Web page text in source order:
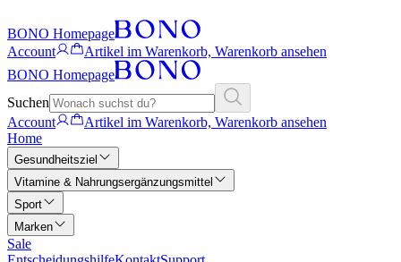
BONO Homepage
Account
Artikel im Warenkorb, Warenkorb ansehen
BONO Homepage
Suchen
Account
Artikel im Warenkorb, Warenkorb ansehen
Home
Gesundheitsziel
Vitamine & Nahrungsergänzungsmittel
Sport
Marken
Sale